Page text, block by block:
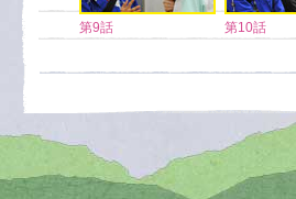
第9話 第10話